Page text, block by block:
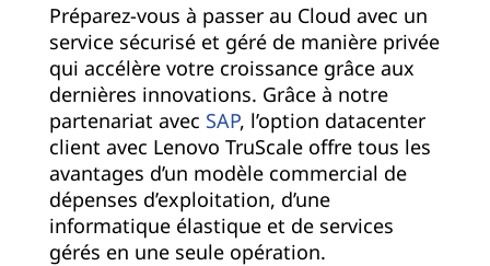
Préparez-vous à passer au Cloud avec un
service sécurisé et géré de manière privée
qui accélère votre croissance grâce aux
dernières innovations. Grâce à notre
partenariat avec SAP, l’option datacenter
client avec Lenovo TruScale offre tous les
avantages d’un modèle commercial de
dépenses d’exploitation, d’une
informatique élastique et de services
gérés en une seule opération.